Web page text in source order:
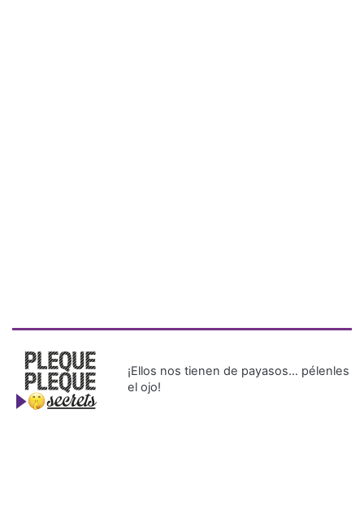
¡Ellos nos tienen de payasos… pélenles
el ojo!